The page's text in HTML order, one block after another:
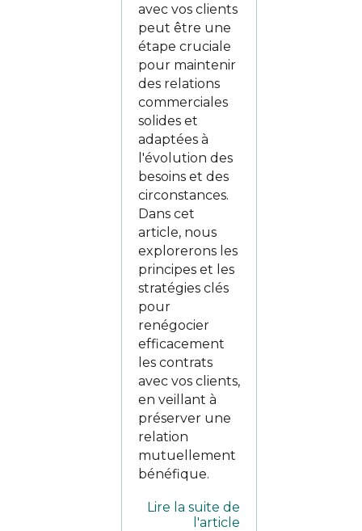
avec vos clients
peut être une
étape cruciale
pour maintenir
des relations
commerciales
solides et
adaptées à
l'évolution des
besoins et des
circonstances.
Dans cet
article, nous
explorerons les
principes et les
stratégies clés
pour
renégocier
efficacement
les contrats
avec vos clients,
en veillant à
préserver une
relation
mutuellement
bénéfique.
Lire la suite de
l'article